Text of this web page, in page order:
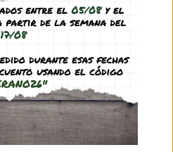
€ (IVA incl.)